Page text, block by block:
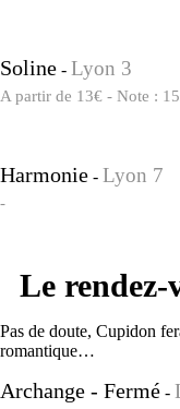
Soline - Lyon 3
A partir de 13€ - Note :
Harmonie - Lyon 7
-
Le
Pas de doute, Cupidon
romantique…
Archange - Fermé -